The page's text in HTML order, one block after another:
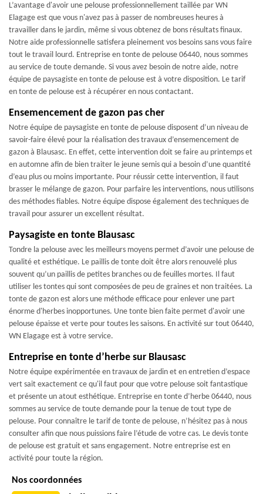
L’avantage d'avoir une pelouse professionnellement taillée par WN
Elagage est que vous n'avez pas à passer de nombreuses heures à
travailler dans le jardin, même si vous obtenez de bons résultats finaux.
Notre aide professionnelle satisfera pleinement vos besoins sans vous faire
tout le travail lourd. Entreprise en tonte de pelouse 06440, nous sommes
au service de toute demande. Si vous avez besoin de notre aide, notre
équipe de paysagiste en tonte de pelouse est à votre disposition. Le tarif
en tonte de pelouse est à récupérer en nous contactant.
Ensemencement de gazon pas cher
Notre équipe de paysagiste en tonte de pelouse disposent d’un niveau de
savoir-faire élevé pour la réalisation des travaux d’ensemencement de
gazon à Blausasc. En effet, cette intervention doit se faire au printemps et
en automne afin de bien traiter le jeune semis qui a besoin d’une quantité
d’eau plus ou moins importante. Pour réussir cette intervention, il faut
brasser le mélange de gazon. Pour parfaire les interventions, nous utilisons
des méthodes fiables. Notre équipe dispose également des techniques de
travail pour assurer un excellent résultat.
Paysagiste en tonte Blausasc
Tondre la pelouse avec les meilleurs moyens permet d’avoir une pelouse de
qualité et esthétique. Le paillis de tonte doit être alors renouvelé plus
souvent qu’un paillis de petites branches ou de feuilles mortes. Il faut
utiliser les tontes qui sont composées de peu de graines et non traitées. La
tonte de gazon est alors une méthode efficace pour enlever une part
énorme d'herbes inopportunes. Une tonte bien faite permet d'avoir une
pelouse épaisse et verte pour toutes les saisons. En activité sur tout 06440,
WN Elagage est à votre service.
Entreprise en tonte d’herbe sur Blausasc
Notre équipe expérimentée en travaux de jardin et en entretien d’espace
vert sait exactement ce qu'il faut pour que votre pelouse soit fantastique
et présente un atout esthétique. Entreprise en tonte d’herbe 06440, nous
sommes au service de toute demande pour la tenue de tout type de
pelouse. Pour connaître le tarif de tonte de pelouse, n’hésitez pas à nous
consulter afin que nous puissions faire l’étude de votre cas. Le devis tonte
de pelouse est gratuit et sans engagement. Notre entreprise est en
activité pour toute la région.
Nos coordonnées